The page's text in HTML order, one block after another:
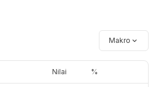
Makro
Nilai %